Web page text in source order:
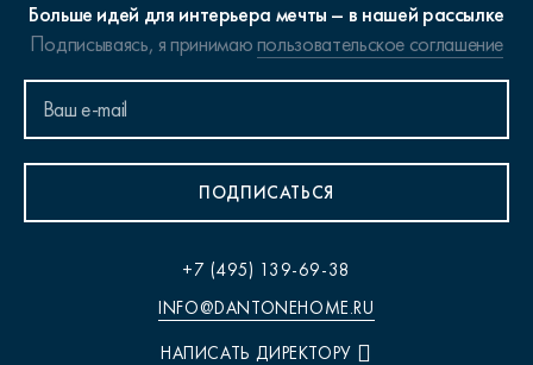
Больше идей для интерьера мечты – в нашей рассылке
Подписываясь, я принимаюпользовательское соглашение
ПОДПИСАТЬСЯ
+7 (495) 139-69-38
INFO@DANTONEHOME.RU
НАПИСАТЬ ДИРЕКТОРУ